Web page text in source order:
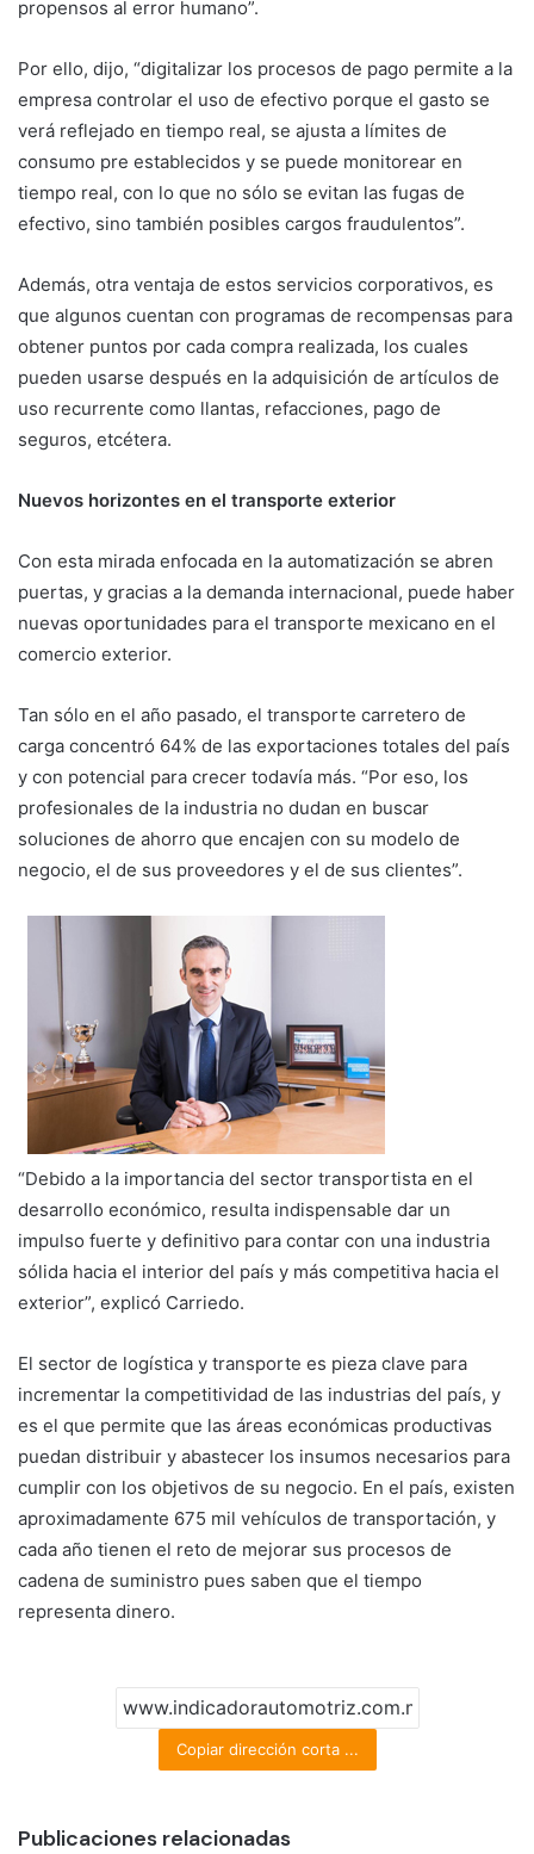
propensos al error humano”.
Por ello, dijo, “digitalizar los procesos de pago permite a la
empresa controlar el uso de efectivo porque el gasto se
verá reflejado en tiempo real, se ajusta a límites de
consumo pre establecidos y se puede monitorear en
tiempo real, con lo que no sólo se evitan las fugas de
efectivo, sino también posibles cargos fraudulentos”.
Además, otra ventaja de estos servicios corporativos, es
que algunos cuentan con programas de recompensas para
obtener puntos por cada compra realizada, los cuales
pueden usarse después en la adquisición de artículos de
uso recurrente como llantas, refacciones, pago de
seguros, etcétera.
Nuevos horizontes en el transporte exterior
Con esta mirada enfocada en la automatización se abren
puertas, y gracias a la demanda internacional, puede haber
nuevas oportunidades para el transporte mexicano en el
comercio exterior.
Tan sólo en el año pasado, el transporte carretero de
carga concentró 64% de las exportaciones totales del país
y con potencial para crecer todavía más. “Por eso, los
profesionales de la industria no dudan en buscar
soluciones de ahorro que encajen con su modelo de
negocio, el de sus proveedores y el de sus clientes”.
“Debido a la importancia del sector transportista en el
desarrollo económico, resulta indispensable dar un
impulso fuerte y definitivo para contar con una industria
sólida hacia el interior del país y más competitiva hacia el
exterior”, explicó Carriedo.
El sector de logística y transporte es pieza clave para
incrementar la competitividad de las industrias del país, y
es el que permite que las áreas económicas productivas
puedan distribuir y abastecer los insumos necesarios para
cumplir con los objetivos de su negocio. En el país, existen
aproximadamente 675 mil vehículos de transportación, y
cada año tienen el reto de mejorar sus procesos de
cadena de suministro pues saben que el tiempo
representa dinero.
Copiar dirección corta ...
Publicaciones relacionadas